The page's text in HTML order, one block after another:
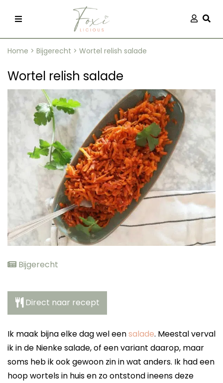
kleding
Home > Bijgerecht > Wortel relish salade
Wortel relish salade
Bijgerecht
Direct naar recept
Ik maak bijna elke dag wel eensalade. Meestal verval
ik in de Nienke salade, of een variant daarop, maar
soms heb ik ook gewoon zin in wat anders. Ik had een
hoop wortels in huis en zo ontstond ineens deze